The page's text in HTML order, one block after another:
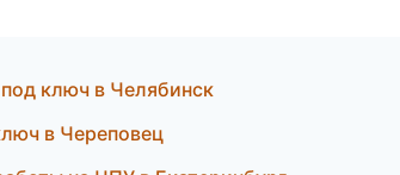
ключ в Челябинск
в Череповец